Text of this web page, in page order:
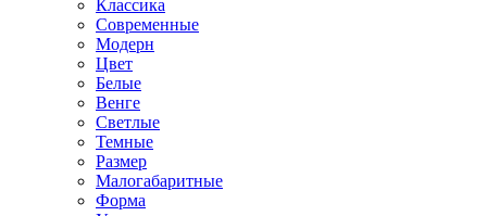
Классика
Современные
Модерн
Цвет
Белые
Венге
Светлые
Темные
Размер
Малогабаритные
Форма